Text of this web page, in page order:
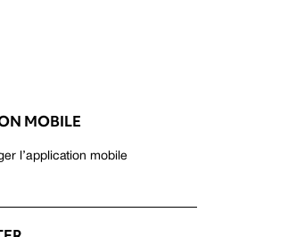
MOBILE
l’application mobile